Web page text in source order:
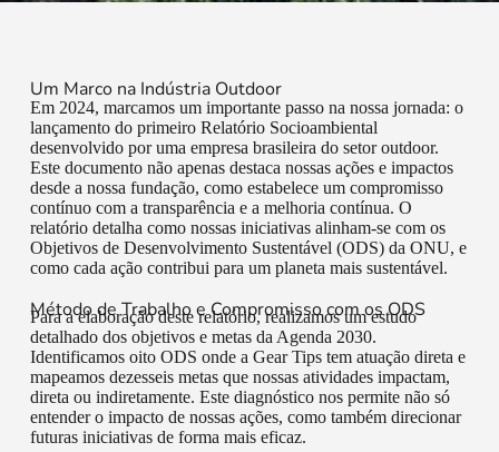
Um Marco na Indústria Outdoor
Em 2024, marcamos um importante passo na nossa jornada: o
lançamento do primeiro Relatório Socioambiental
desenvolvido por uma empresa brasileira do setor outdoor.
Este documento não apenas destaca nossas ações e impactos
desde a nossa fundação, como estabelece um compromisso
contínuo com a transparência e a melhoria contínua. O
relatório detalha como nossas iniciativas alinham-se com os
Objetivos de Desenvolvimento Sustentável (ODS) da ONU, e
como cada ação contribui para um planeta mais sustentável.
Método de Trabalho e Compromisso com os ODS
Para a elaboração deste relatório, realizamos um estudo
detalhado dos objetivos e metas da Agenda 2030.
Identificamos oito ODS onde a Gear Tips tem atuação direta e
mapeamos dezesseis metas que nossas atividades impactam,
direta ou indiretamente. Este diagnóstico nos permite não só
entender o impacto de nossas ações, como também direcionar
futuras iniciativas de forma mais eficaz.